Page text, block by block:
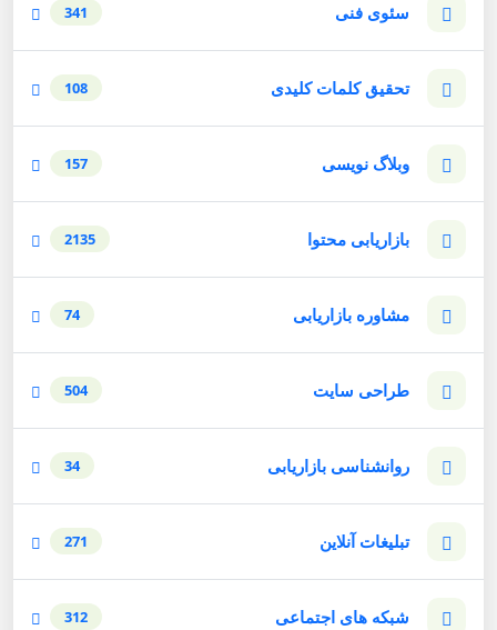
سئوی فنی 341
تحقیق کلمات کلیدی 108
وبلاگ نویسی 157
بازاریابی محتوا 2135
مشاوره بازاریابی 74
طراحی سایت 504
روانشناسی بازاریابی 34
تبلیغات آنلاین 271
شبکه های اجتماعی 312